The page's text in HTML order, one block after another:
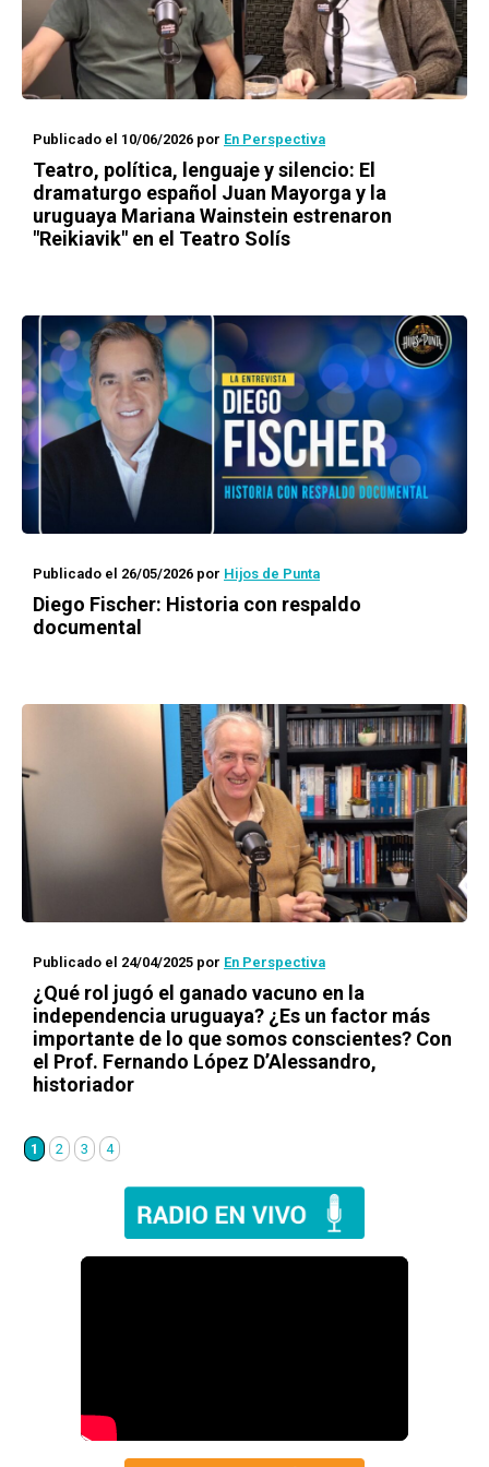
Publicado el 10/06/2026 por En Perspectiva
Teatro, política, lenguaje y silencio: El
dramaturgo español Juan Mayorga y la
uruguaya Mariana Wainstein estrenaron
"Reikiavik" en el Teatro Solís
Publicado el 26/05/2026 por Hijos de Punta
Diego Fischer: Historia con respaldo
documental
Publicado el 24/04/2025 por En Perspectiva
¿Qué rol jugó el ganado vacuno en la
independencia uruguaya? ¿Es un factor más
importante de lo que somos conscientes? Con
el Prof. Fernando López D’Alessandro,
historiador
1 2 3 4